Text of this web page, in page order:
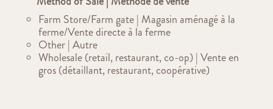
Farm Store/Farm gate | Magasin aménagé à la
ferme/Vente directe à la ferme
Other | Autre
Wholesale (retail, restaurant, co-op) | Vente en
gros (détaillant, restaurant, coopérative)